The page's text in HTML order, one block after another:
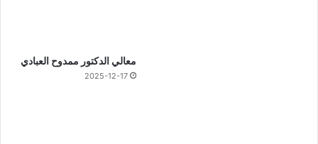
معالي الدكتور ممدوح العبادي
2025-12-17